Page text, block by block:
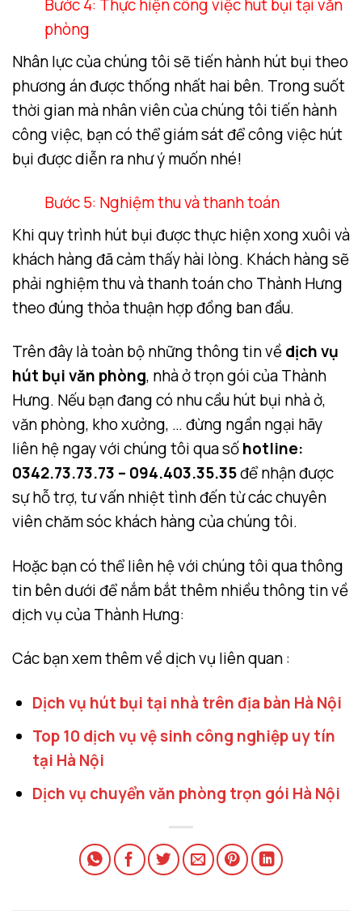
Bước 4: Thực hiện công việc hút bụi tại văn
phòng
Nhân lực của chúng tôi sẽ tiến hành hút bụi theo
phương án được thống nhất hai bên. Trong suốt
thời gian mà nhân viên của chúng tôi tiến hành
công việc, bạn có thể giám sát để công việc hút
bụi được diễn ra như ý muốn nhé!
Bước 5: Nghiệm thu và thanh toán
Khi quy trình hút bụi được thực hiện xong xuôi và
khách hàng đã cảm thấy hài lòng. Khách hàng sẽ
phải nghiệm thu và thanh toán cho Thành Hưng
theo đúng thỏa thuận hợp đồng ban đầu.
Trên đây là toàn bộ những thông tin vềdịch vụ
hút bụi văn phòng, nhà ở trọn gói của Thành
Hưng. Nếu bạn đang có nhu cầu hút bụi nhà ở,
văn phòng, kho xưởng, … đừng ngần ngại hãy
liên hệ ngay với chúng tôi qua sốhotline:
0342.73.73.73 – 094.403.35.35để nhận được
sự hỗ trợ, tư vấn nhiệt tình đến từ các chuyên
viên chăm sóc khách hàng của chúng tôi.
Hoặc bạn có thể liên hệ với chúng tôi qua thông
tin bên dưới để nắm bắt thêm nhiều thông tin về
dịch vụ của Thành Hưng:
Các bạn xem thêm về dịch vụ liên quan :
Dịch vụ hút bụi tại nhà trên địa bàn Hà Nội
Top 10 dịch vụ vệ sinh công nghiệp uy tín
tại Hà Nội
Dịch vụ chuyển văn phòng trọn gói Hà Nội